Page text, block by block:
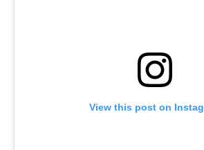
View this post on